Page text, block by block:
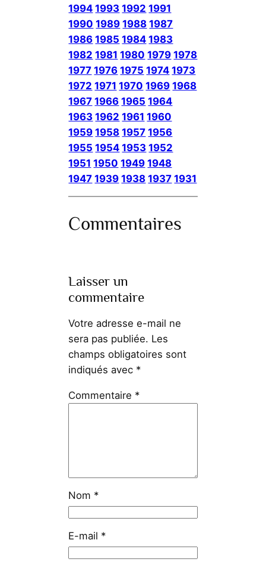
1994 1993 1992 1991
1990 1989 1988 1987
1986 1985 1984 1983
1982 1981 1980 1979 1978
1977 1976 1975 1974 1973
1972 1971 1970 1969 1968
1967 1966 1965 1964
1963 1962 1961 1960
1959 1958 1957 1956
1955 1954 1953 1952
1951 1950 1949 1948
1947 1939 1938 1937 1931
Commentaires
Laisser un
commentaire
Votre adresse e-mail ne
sera pas publiée. Les
champs obligatoires sont
indiqués avec *
Commentaire *
Nom *
E-mail *